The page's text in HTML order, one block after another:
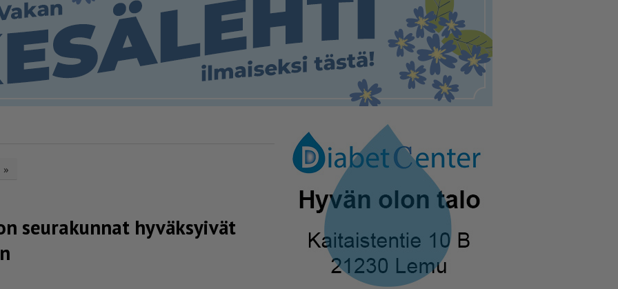
»
seurakunnat hyväksyivät